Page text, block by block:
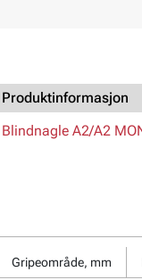
Produktinformasjon
Blindnagle A2/A2
Gripeområde, mm